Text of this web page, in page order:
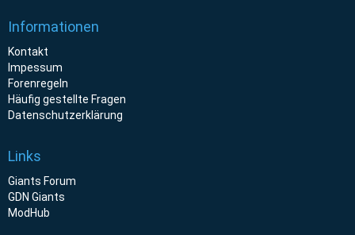
Informationen
Kontakt
Impessum
Forenregeln
Häufig gestellte Fragen
Datenschutzerklärung
Links
Giants Forum
GDN Giants
ModHub